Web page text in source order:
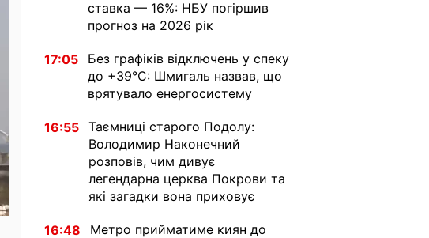
ставка — 16%: НБУ погіршив
прогноз на 2026 рік
17:05
Без графіків відключень у спеку
до +39°C: Шмигаль назвав, що
врятувало енергосистему
16:55 Таємниці старого Подолу:
Володимир Наконечний
розповів, чим дивує
легендарна церква Покрови та
які загадки вона приховує
16:48
Метро прийматиме киян до